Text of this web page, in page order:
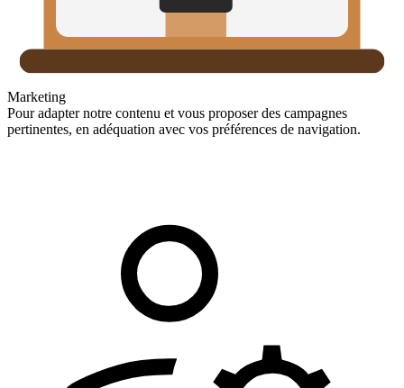
Marketing
Pour adapter notre contenu et vous proposer des campagnes
pertinentes, en adéquation avec vos préférences de navigation.